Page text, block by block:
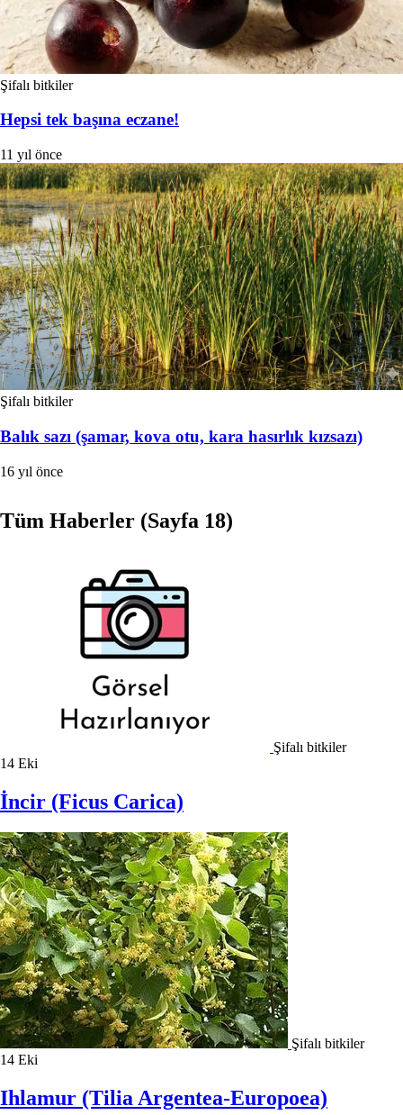
Şifalı bitkiler
Hepsi tek başına eczane!
11 yıl önce
Şifalı bitkiler
Balık sazı (şamar, kova otu, kara hasırlık kızsazı)
16 yıl önce
Tüm Haberler (Sayfa 18)
Şifalı bitkiler
14 Eki
İncir (Ficus Carica)
Şifalı bitkiler
14 Eki
Ihlamur (Tilia Argentea-Europoea)